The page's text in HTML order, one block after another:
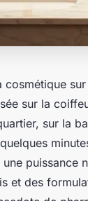
cosmétique
sur la
sur la
puissance
et des